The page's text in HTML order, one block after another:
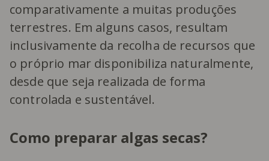
comparativamente a muitas produções
terrestres. Em alguns casos, resultam
inclusivamente da recolha de recursos que
o próprio mar disponibiliza naturalmente,
desde que seja realizada de forma
controlada e sustentável.
Como preparar algas secas?